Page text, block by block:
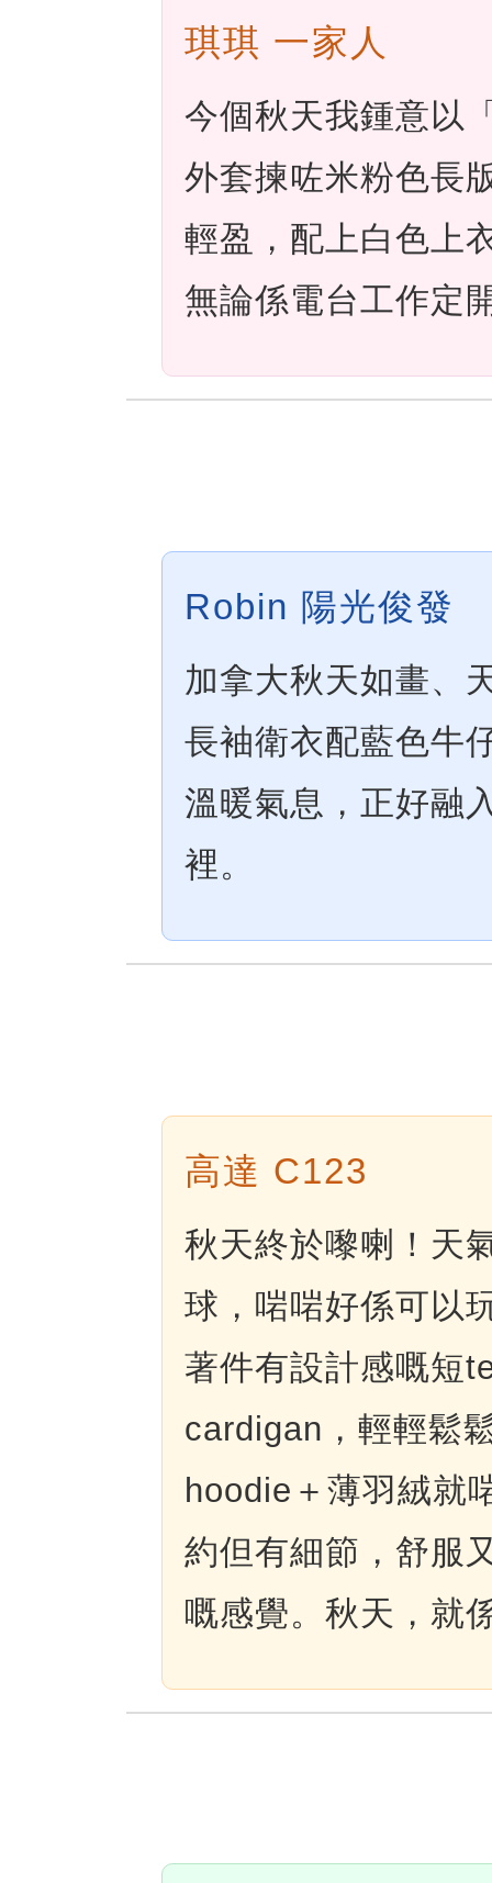
琪琪 一家人
今個秋天我鍾意以
外套揀咗米粉色長
輕盈，配上白色上
無論係電台工作定
Robin 陽光俊發
加拿大秋天如畫、
長袖衛衣配藍色牛
溫暖氣息，正好融
裡。
高達 C123
秋天終於嚟喇！天
球，啱啱好係可以
著件有設計感嘅短
cardigan，輕輕鬆
hoodie＋薄羽絨就
約但有細節，舒服
嘅感覺。秋天，就